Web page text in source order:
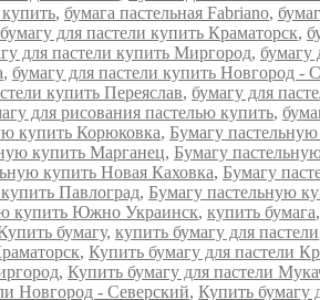
, бумага пастельная Fabriano,
бумагу для пастели купить Краматорск,
для пастели купить Миргород, бумагу
, бумагу для пастели купить Новгород -
купить Переяслав, бумагу для
для рисования пастелью купить,
купить Корюковка, Бумагу
купить Марганец, Бумагу
купить Новая Каховка, Бумагу
Павлоград, Бумагу пастельную
купить Южно Украинск, купить бумага,
бумагу, купить бумагу для пастели
, Купить бумагу для пастели
, Купить бумагу для пастели
Новгород - Северский, Купить бумагу